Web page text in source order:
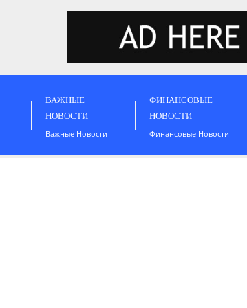
ВАЖНЫЕ
НОВОСТИ
Важные Новости
ФИНАНСОВЫЕ
НОВОСТИ
Финансовые Новости